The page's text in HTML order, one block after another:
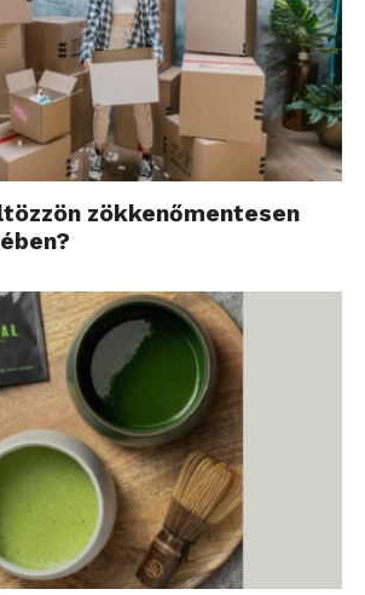
szabadidő – További friss híreket
főoldalán! Kövesse a TechKalauz
és csatlakozzon hozzánk a
zökkenőmentesen